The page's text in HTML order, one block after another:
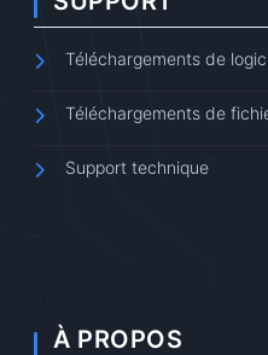
Téléchargements de
Téléchargements de
Support technique
À PROPOS